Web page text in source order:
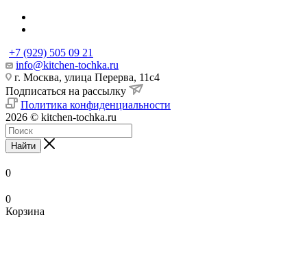
+7 (929) 505 09 21
info@kitchen-tochka.ru
г. Москва, улица Перерва, 11с4
Подписаться на рассылку
Политика конфиденциальности
2026 © kitchen-tochka.ru
Найти
0
0
Корзина